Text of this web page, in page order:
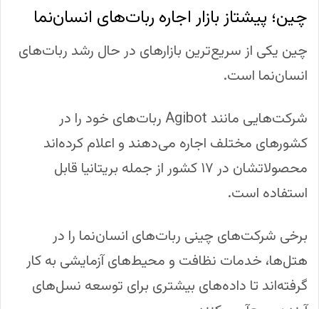
چین؛ پیشتاز بازار اجاره ربات‌های انسان‌نما
چین یکی از سریع‌ترین بازارهای در حال رشد ربات‌های
انسان‌نما است.
شرکت‌هایی مانند Agibot ربات‌های خود را در
کشورهای مختلف اجاره می‌دهند و اعلام کرده‌اند
محصولاتشان در ۱۷ کشور از جمله بریتانیا قابل
استفاده است.
برخی شرکت‌های چینی ربات‌های انسان‌نما را در
هتل‌ها، خدمات نظافت و محیط‌های آزمایشی به کار
گرفته‌اند تا داده‌های بیشتری برای توسعه نسل‌های